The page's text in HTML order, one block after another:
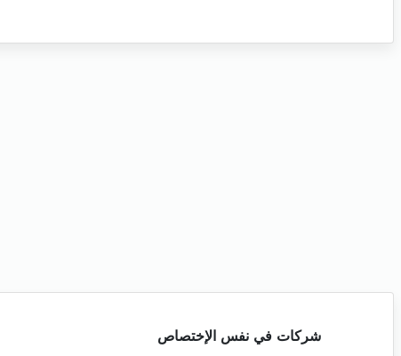
شركات في نفس الإختصاص